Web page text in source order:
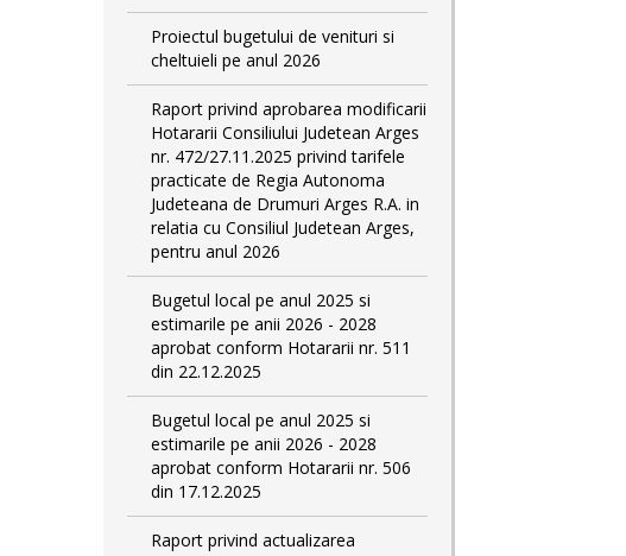
Proiectul bugetului de venituri si
cheltuieli pe anul 2026
Raport privind aprobarea modificarii
Hotararii Consiliului Judetean Arges
nr. 472/27.11.2025 privind tarifele
practicate de Regia Autonoma
Judeteana de Drumuri Arges R.A. in
relatia cu Consiliul Judetean Arges,
pentru anul 2026
Bugetul local pe anul 2025 si
estimarile pe anii 2026 - 2028
aprobat conform Hotararii nr. 511
din 22.12.2025
Bugetul local pe anul 2025 si
estimarile pe anii 2026 - 2028
aprobat conform Hotararii nr. 506
din 17.12.2025
Raport privind actualizarea